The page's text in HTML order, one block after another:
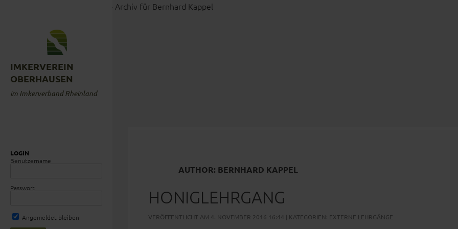
IMKERVEREIN
OBERHAUSEN
im Imkerverband Rheinland
» Archiv für Bernhard Kappel
AUTHOR: BERNHARD KAPPEL
HONIGLEHRGANG
VERÖFFENTLICHT AM 4. NOVEMBER 2016 16:44 | KATEGORIEN: EXTERNE LEHRGÄNGE
LOGIN
Benutzername
Passwort
Angemeldet bleiben